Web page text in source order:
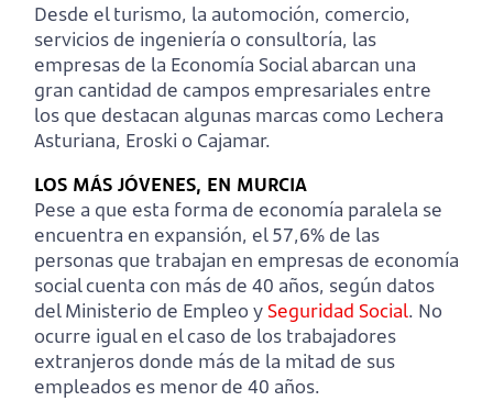
Desde el turismo, la automoción, comercio,
servicios de ingeniería o consultoría, las
empresas de la Economía Social abarcan una
gran cantidad de campos empresariales entre
los que destacan algunas marcas como Lechera
Asturiana, Eroski o Cajamar.
LOS MÁS JÓVENES, EN MURCIA
Pese a que esta forma de economía paralela se
encuentra en expansión, el 57,6% de las
personas que trabajan en empresas de economía
social cuenta con más de 40 años, según datos
del Ministerio de Empleo y Seguridad Social. No
ocurre igual en el caso de los trabajadores
extranjeros donde más de la mitad de sus
empleados es menor de 40 años.